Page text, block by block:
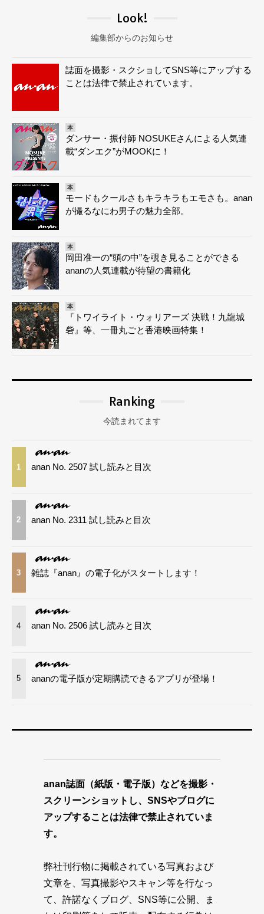
Look!
編集部からのお知らせ
誌面を撮影・スクショしてSNS等にアップする
ことは法律で禁止されています。
本
ダンサー・振付師 NOSUKEさんによる人気連
載“ダンエク”がMOOKに！
本
モードもクールさもキラキラもエモさも。anan
が撮るなにわ男子の魅力全部。
本
岡田准一の“頭の中”を覗き見ることができる
ananの人気連載が待望の書籍化
本
『トワイライト・ウォリアーズ 決戦！九龍城
砦』等、一冊丸ごと香港映画特集！
Ranking
今読まれてます
1 anan No. 2507 試し読みと目次
2 anan No. 2311 試し読みと目次
3 雑誌『anan』の電子化がスタートします！
4 anan No. 2506 試し読みと目次
5 ananの電子版が定期購読できるアプリが登場！
anan誌面（紙版・電子版）などを撮影・
スクリーンショットし、SNSやブログに
アップすることは法律で禁止されていま
す。
弊社刊行物に掲載されている写真および
文章を、写真撮影やスキャン等を行なっ
て、許諾なくブログ、SNS等に公開、ま